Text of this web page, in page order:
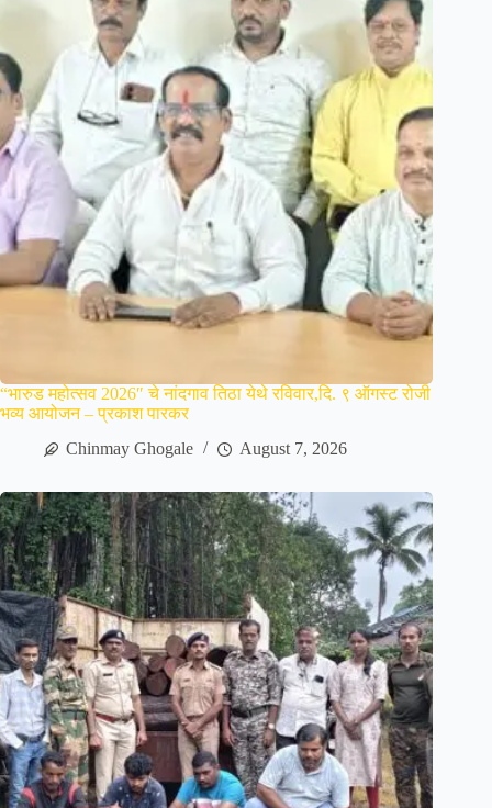
“भारुड महोत्सव 2026″ चे नांदगाव तिठा येथे रविवार,दि. ९ ऑगस्ट रोजी
भव्य आयोजन – प्रकाश पारकर
Chinmay Ghogale
August 7, 2026